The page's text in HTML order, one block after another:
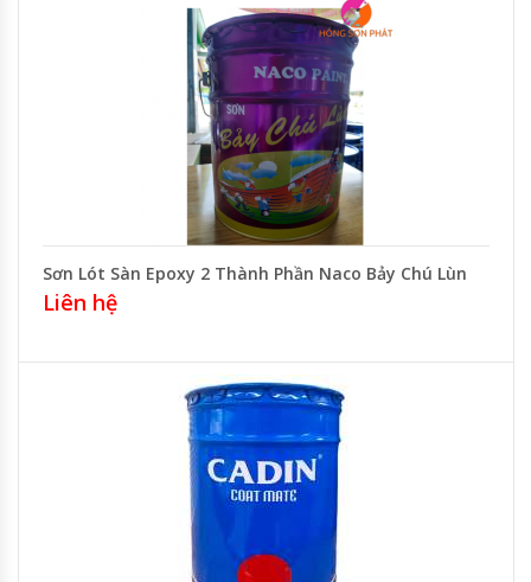
Sơn Lót Sàn Epoxy 2 Thành Phần Naco Bảy Chú Lùn
Liên hệ